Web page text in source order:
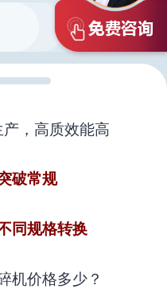
，高质效能高
破常规
同规格转换
机价格多少？